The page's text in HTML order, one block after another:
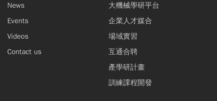
News
Events
Videos
Contact us
大機械學研平台
企業人才媒合
場域實習
互通合聘
產學研計畫
訓練課程開發